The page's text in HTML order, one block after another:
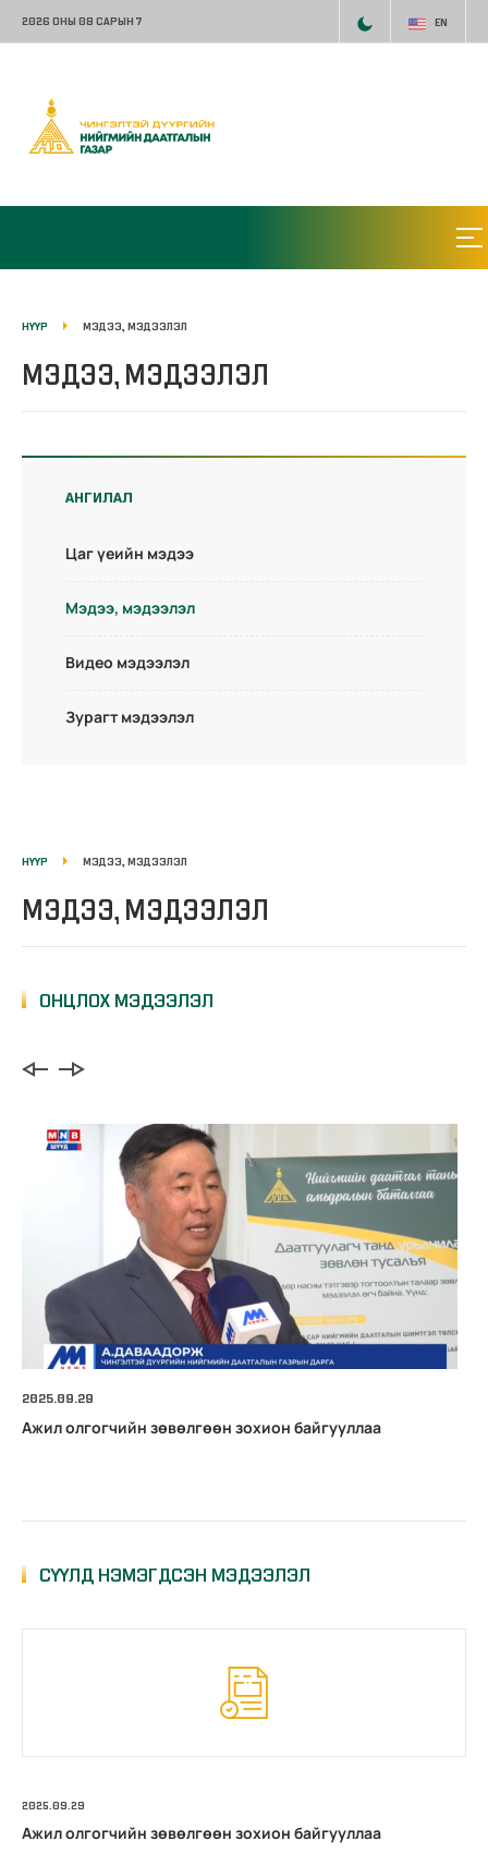
2026 ОНЫ 08 САРЫН 7 EN
НҮҮР МЭДЭЭ, МЭДЭЭЛЭЛ
МЭДЭЭ, МЭДЭЭЛЭЛ
АНГИЛАЛ
Цаг үеийн мэдээ
Мэдээ, мэдээлэл
Видео мэдээлэл
Зурагт мэдээлэл
НҮҮР МЭДЭЭ, МЭДЭЭЛЭЛ
МЭДЭЭ, МЭДЭЭЛЭЛ
ОНЦЛОХ МЭДЭЭЛЭЛ
2025.09.29
Ажил олгогчийн зөвөлгөөн зохион байгууллаа
СҮҮЛД НЭМЭГДСЭН МЭДЭЭЛЭЛ
2025.09.29
Ажил олгогчийн зөвөлгөөн зохион байгууллаа